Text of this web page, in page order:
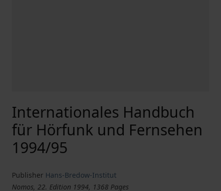
Internationales Handbuch
für Hörfunk und Fernsehen
1994/95
Publisher Hans-Bredow-Institut
Nomos, 22. Edition 1994, 1368 Pages